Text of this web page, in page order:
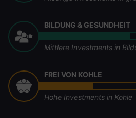
BILDUNG & GESUNDHEIT
Mittlere Investments in
FREI VON KOHLE
Hohe Investments in Kohle